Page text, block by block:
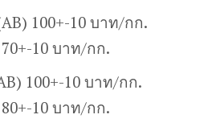
100+-10 บาท/กก.
10 บาท/กก.
100+-10 บาท/กก.
10 บาท/กก.